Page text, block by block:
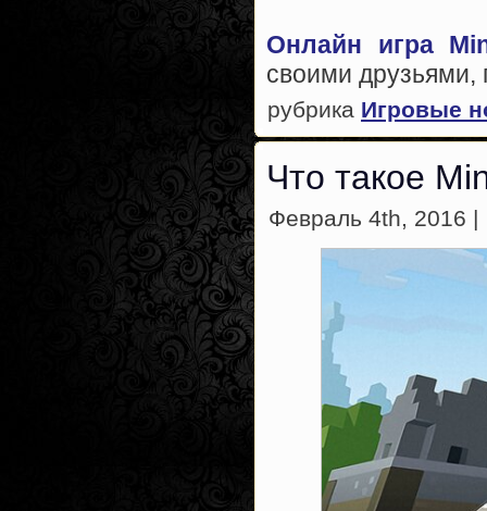
Онлайн игра
своими друзьями,
рубрика Игровые
Что такое
Февраль 4th, 2016 |